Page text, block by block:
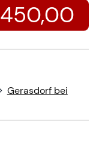
Gerasdorf bei